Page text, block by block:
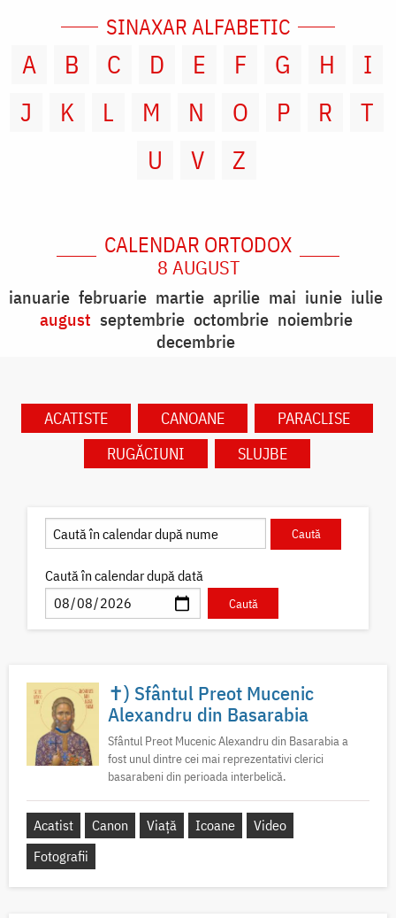
SINAXAR ALFABETIC
A B C D E F G H
I
J
K L M N O P R
T
U
V Z
CALENDAR ORTODOX
8 AUGUST
ianuarie februarie martie aprilie mai iunie iulie
august septembrie octombrie noiembrie
decembrie
ACATISTE CANOANE
PARACLISE
RUGĂCIUNI
SLUJBE
Caută în calendar după dată
✝) Sfântul Preot Mucenic
Alexandru din Basarabia
Sfântul Preot Mucenic Alexandru din Basarabia a
fost unul dintre cei mai reprezentativi clerici
basarabeni din perioada interbelică.
Acatist Canon Viață Icoane
Video
Fotografii